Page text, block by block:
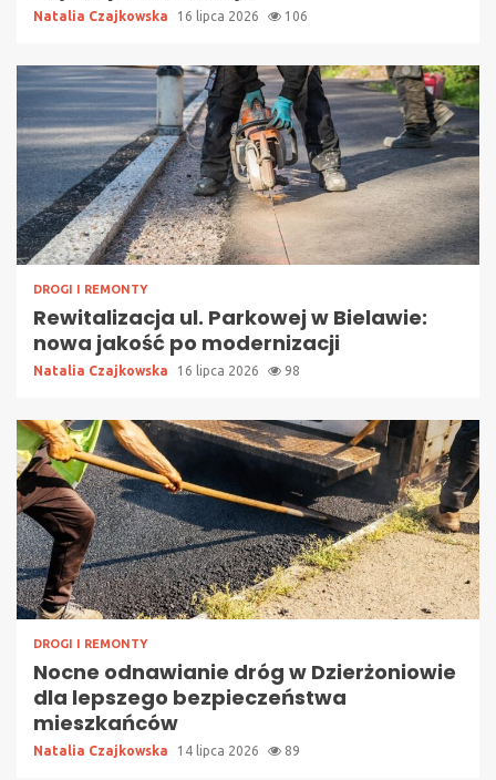
Natalia Czajkowska 16 lipca 2026 106
DROGI I REMONTY
Rewitalizacja ul. Parkowej w Bielawie:
nowa jakość po modernizacji
Natalia Czajkowska 16 lipca 2026 98
DROGI I REMONTY
Nocne odnawianie dróg w Dzierżoniowie
dla lepszego bezpieczeństwa
mieszkańców
Natalia Czajkowska 14 lipca 2026 89